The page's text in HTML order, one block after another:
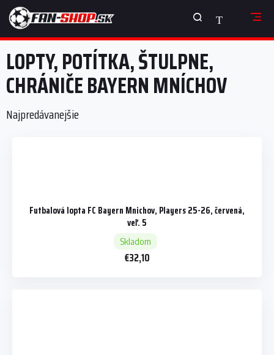
Prejsť
obsah
NÁKUPNÝ
KOŠÍK
LOPTY, POTÍTKA, ŠTULPNE,
CHRÁNIČE BAYERN MNÍCHOV
Najpredávanejšie
Futbalová lopta FC Bayern Mnichov, Players 25-26, červená,
veľ. 5
Skladom
€32,10